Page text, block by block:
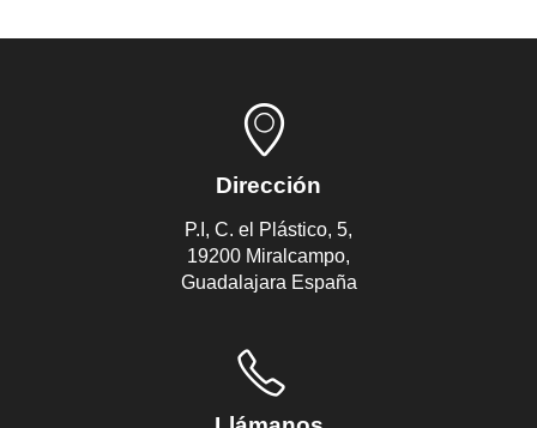
Dirección
P.I, C. el Plástico, 5,
19200 Miralcampo,
Guadalajara España